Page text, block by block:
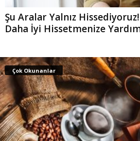
Şu Aralar Yalnız
Daha İyi Hissetmenize
Çok Okunanlar